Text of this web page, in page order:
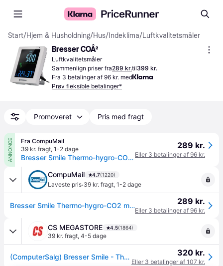
Start/Hjem & Husholdning/Hus/ Indeklima/Luftkvalitetsmåler
Bresser COÂ²
Luftkvalitetsmåler
Sammenlign priser fra289 kr.til399 kr.
Fra 3 betalinger af 96 kr. med
Prøv fleksible betalinger*
Promoveret Pris med fragt
ANNONCE
Fra CompuMail
39 kr. fragt, 1-2 dage
Bresser Smile Thermo-hygro-CO2 måler Indendørs Hvid --> På lager, levering hos dig 11-08-2026
289 kr.
Eller 3 betalinger af 96 kr.
CompuMail 4.7(1220)
Laveste pris·39 kr. fragt, 1-2 dage
Bresser Smile Thermo-hygro-CO2 måler Indendørs Hvid --> På lager, levering hos dig 11-08-2026 289 kr.
Eller 3 betalinger af 96 kr.
CS MEGASTORE 4.5(1864)
39 kr. fragt, 4-5 dage
(ComputerSalg) Bresser Smile - Thermo-hygro-CO2 måler - digital - hvid 320 kr.
Eller 3 betalinger af 107 kr.